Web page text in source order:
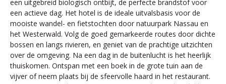
een uitgebreid biologisch ontbijt, de perfecte brandstof voor
een actieve dag. Het hotel is de ideale uitvalsbasis voor de
mooiste wandel- en fietstochten door natuurpark Nassau en
het Westerwald. Volg de goed gemarkeerde routes door dichte
bossen en langs rivieren, en geniet van de prachtige uitzichten
over de omgeving. Na een dag in de buitenlucht is het heerlijk
thuiskomen. Ontspan met een boek in de grote tuin aan de
vijver of neem plaats bij de sfeervolle haard in het restaurant.